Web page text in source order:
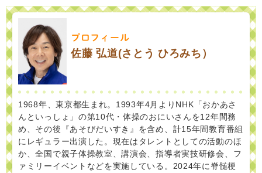
プロフィール
佐藤 弘道(さとう ひろみち）
1968年、東京都生まれ。1993年4月よりNHK「おかあさ
んといっしょ」の第10代・体操のおにいさんを12年間務
め、その後『あそびだいすき』を含め、計15年間教育番組
にレギュラー出演した。現在はタレントとしての活動のほ
か、全国で親子体操教室、講演会、指導者実技研修会、フ
ァミリーイベントなどを実施している。2024年に脊髄梗